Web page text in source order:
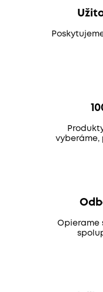
vyberáme,
Opierame